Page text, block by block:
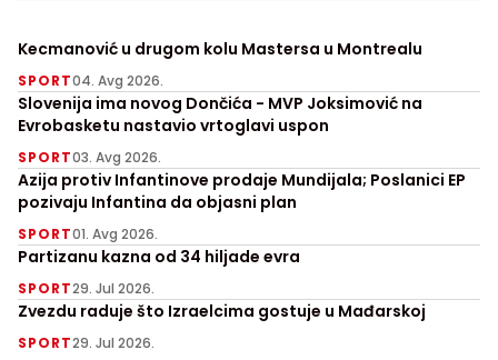
Kecmanović u drugom kolu Mastersa u Montrealu
SPORT04. Avg 2026.
Slovenija ima novog Dončića - MVP Joksimović na
Evrobasketu nastavio vrtoglavi uspon
SPORT03. Avg 2026.
Azija protiv Infantinove prodaje Mundijala; Poslanici EP
pozivaju Infantina da objasni plan
SPORT01. Avg 2026.
Partizanu kazna od 34 hiljade evra
SPORT29. Jul 2026.
Zvezdu raduje što Izraelcima gostuje u Mađarskoj
SPORT29. Jul 2026.